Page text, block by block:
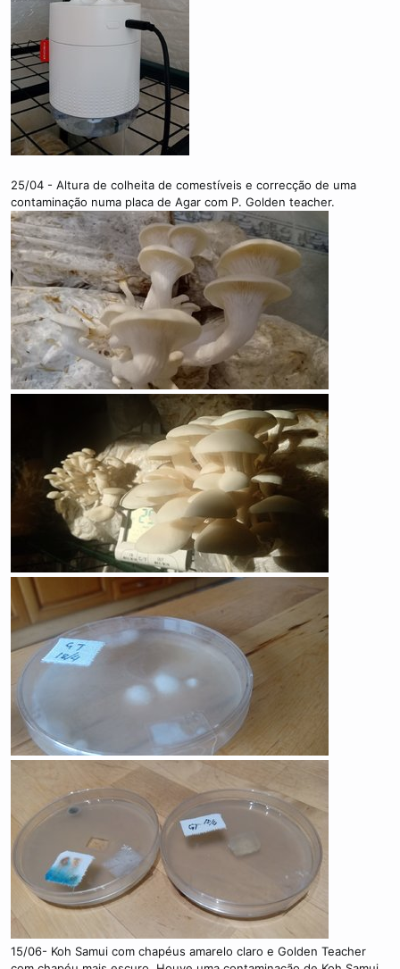
25/04 - Altura de colheita de comestíveis e correcção de uma
contaminação numa placa de Agar com P. Golden teacher.
15/06- Koh Samui com chapéus amarelo claro e Golden Teacher